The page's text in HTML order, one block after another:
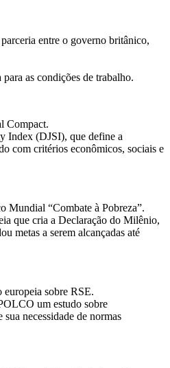
entre o governo britânico,
as condições de trabalho.
Compact.
Index (DJSI), que define a
com critérios econômicos, sociais e
Mundial “Combate à Pobreza”.
que cria a Declaração do Milênio,
metas a serem alcançadas até
sobre RSE.
um estudo sobre
necessidade de normas